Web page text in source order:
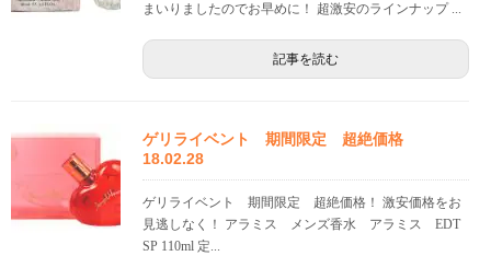
まいりましたのでお早めに！ 超激安のラインナップ ...
記事を読む
ゲリライベント 期間限定 超絶価格
18.02.28
ゲリライベント 期間限定 超絶価格！ 激安価格をお
見逃しなく！ アラミス メンズ香水 アラミス EDT
SP 110ml 定...